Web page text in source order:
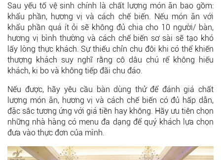
Sau yếu tố vệ sinh chính là chất lượng món ăn bao gồm:
khẩu phần, hương vị và cách chế biến. Nếu món ăn với
khẩu phần quá ít ỏi sẽ không đủ chia cho 10 người/ bàn,
hương vị bình thường và cách chế biến sơ sài sẽ tạo khó
lấy lòng thực khách. Sự thiếu chỉn chu đôi khi có thể khiến
thượng khách suy nghĩ rằng cô dâu chú rể không hiếu
khách, ki bo và không tiếp đãi chu đáo.
Nếu được, hãy yêu cầu bàn dùng thử để đánh giá chất
lượng món ăn, hương vị và cách chế biến có đủ hấp dẫn,
đặc sắc tương ứng với giá tiền hay không. Hãy ưu tiên chọn
những nhà hàng có menu đa dạng để quý khách lựa chọn
đưa vào thực đơn của mình.